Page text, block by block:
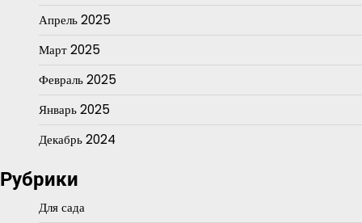
Апрель 2025
Март 2025
Февраль 2025
Январь 2025
Декабрь 2024
Рубрики
Для сада